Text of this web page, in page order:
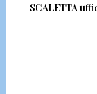
SCALETTA